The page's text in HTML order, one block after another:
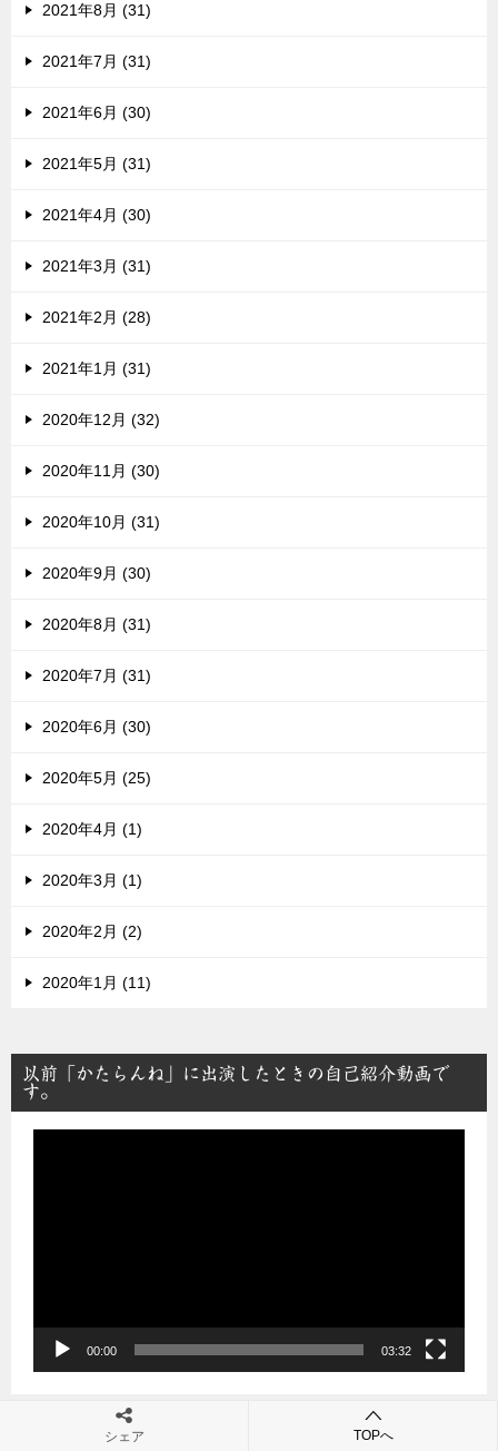
2021年8月 (31)
2021年7月 (31)
2021年6月 (30)
2021年5月 (31)
2021年4月 (30)
2021年3月 (31)
2021年2月 (28)
2021年1月 (31)
2020年12月 (32)
2020年11月 (30)
2020年10月 (31)
2020年9月 (30)
2020年8月 (31)
2020年7月 (31)
2020年6月 (30)
2020年5月 (25)
2020年4月 (1)
2020年3月 (1)
2020年2月 (2)
2020年1月 (11)
以前「かたらんね」に出演したときの自己紹介動画で
す。
00:00 03:32
シェア TOPへ